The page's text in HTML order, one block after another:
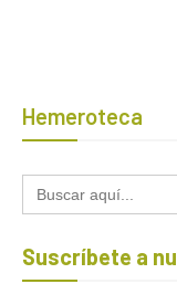
Hemeroteca
Buscar:
Suscríbete a